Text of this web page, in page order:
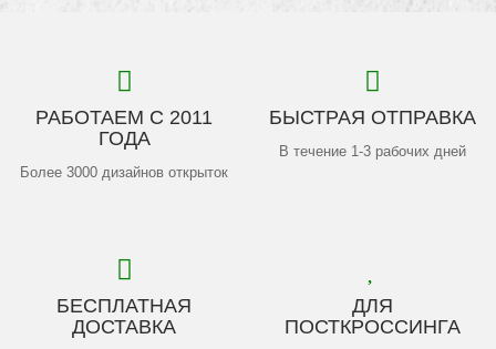
РАБОТАЕМ С 2011
ГОДА
Более 3000 дизайнов открыток
БЫСТРАЯ ОТПРАВКА
В течение 1-3 рабочих дней
БЕСПЛАТНАЯ
ДОСТАВКА
ДЛЯ
ПОСТКРОССИНГА